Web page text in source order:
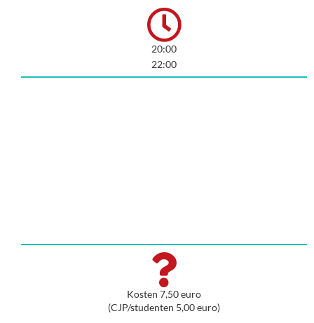
20:00
22:00
Kosten 7,50 euro
(CJP/studenten 5,00 euro)